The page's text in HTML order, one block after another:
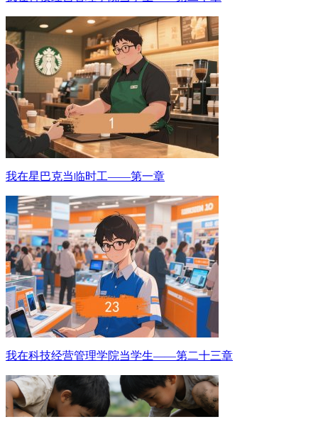
我在星巴克当临时工——第一章
我在科技经营管理学院当学生——第二十三章